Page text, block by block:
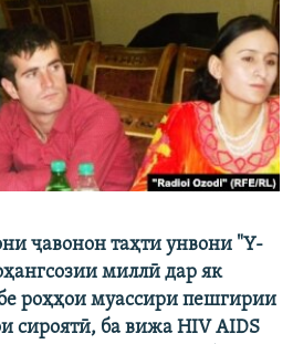
RL
ҷавонон таҳти унвони "Y-
миллӣ дар як
роҳҳои муассири пешгирии
сироятӣ, ба вижа HIV AIDS